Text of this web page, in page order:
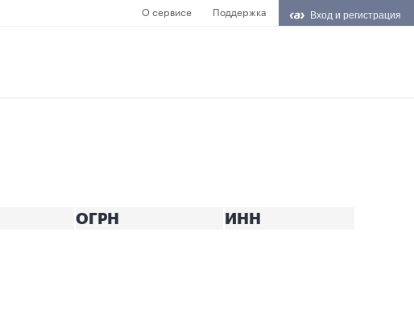
О сервисе Поддержка Вход и регистрация
ОГРН ИНН